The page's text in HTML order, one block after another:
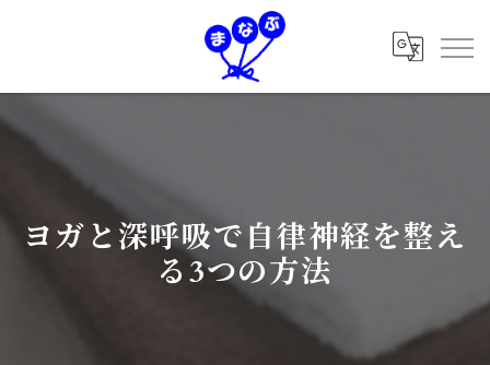
ヨガと深呼吸で自律神経を整え
る3つの方法